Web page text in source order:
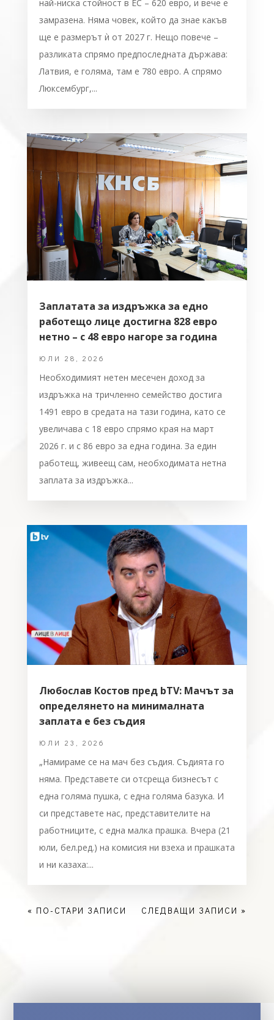
най-ниска стойност в ЕС – 620 евро, и вече е
замразена. Няма човек, който да знае какъв
ще е размерът ѝ от 2027 г. Нещо повече –
разликата спрямо предпоследната държава:
Латвия, е голяма, там е 780 евро. А спрямо
Люксембург,...
Заплатата за издръжка за едно
работещо лице достигна 828 евро
нетно – с 48 евро нагоре за година
ЮЛИ 28, 2026
Необходимият нетен месечен доход за
издръжка на тричленно семейство достига
1491 евро в средата на тази година, като се
увеличава с 18 евро спрямо края на март
2026 г. и с 86 евро за една година. За един
работещ, живеещ сам, необходимата нетна
заплата за издръжка...
Любослав Костов пред bTV: Мачът за
определянето на минималната
заплата е без съдия
ЮЛИ 23, 2026
„Намираме се на мач без съдия. Съдията го
няма. Представете си отсреща бизнесът с
една голяма пушка, с една голяма базука. И
си представете нас, представителите на
работниците, с една малка прашка. Вчера (21
юли, бел.ред.) на комисия ни взеха и прашката
и ни казаха:...
« ПО-СТАРИ ЗАПИСИ СЛЕДВАЩИ ЗАПИСИ »